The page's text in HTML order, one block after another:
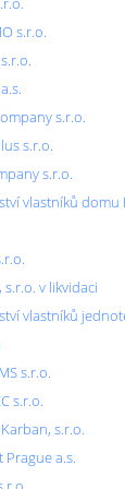
s.r.o.
s.r.o.
s.r.o.
s.r.o.
vlastníků domu
s.r.o. v likvidaci
vlastníků
s.r.o.
s.r.o.
s.r.o.
Prague a.s.